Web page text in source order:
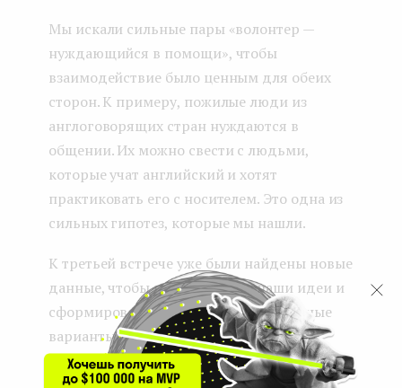
Мы искали сильные пары «волонтер —
нуждающийся в помощи», чтобы
взаимодействие было ценным для обеих
сторон. К примеру, пожилые люди из
англоговорящих стран нуждаются в
общении. Их можно свести с людьми,
которые учат английский и хотят
практиковать его с носителем. Это одна из
сильных гипотез, которые мы нашли.
К третьей встрече уже были найдены новые
данные, чтобы проверить все наши идеи и
сформировать уже более проработанные
варианты гипотез. Такими итерациями
«обсуждение-проверка» мы и планируем